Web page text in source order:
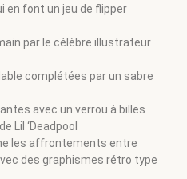
en font un jeu de flipper
par le célèbre illustrateur
complétées par un sabre
avec un verrou à billes
Lil ‘Deadpool
les affrontements entre
des graphismes rétro type